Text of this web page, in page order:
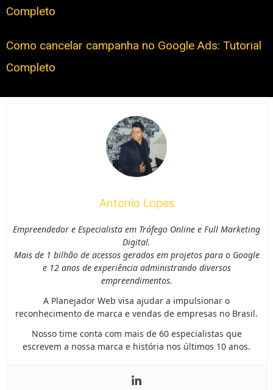
Completo
Como cancelar campanha no Google Ads: Tutorial
Completo
Antonio Lopes
Empreendedor e Especialista em Tráfego Online e Full Marketing
Digital.
Mais de 1 bilhão de acessos gerados em projetos para o Google
e 12 anos de experiência administrando diversos
empreendimentos.
A Planejador Web visa ajudar a impulsionar o
reconhecimento de marca e vendas de empresas no Brasil.
Nosso time conta com mais de 60 especialistas que
escrevem a nossa marca e história nos últimos 10 anos.